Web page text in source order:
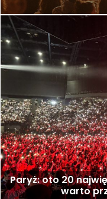
Paryż: oto 20
warto